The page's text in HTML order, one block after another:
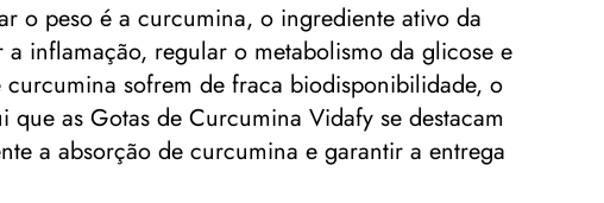
o peso é a curcumina, o ingrediente ativo da
inflamação, regular o metabolismo da glicose e
sofrem de fraca biodisponibilidade, o
as Gotas de Curcumina Vidafy se destacam
a absorção de curcumina e garantir a entrega